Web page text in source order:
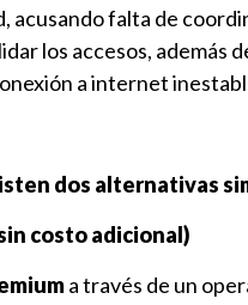
acusando falta de
los accesos, además
a internet
dos alternativas
costo adicional)
a través de un